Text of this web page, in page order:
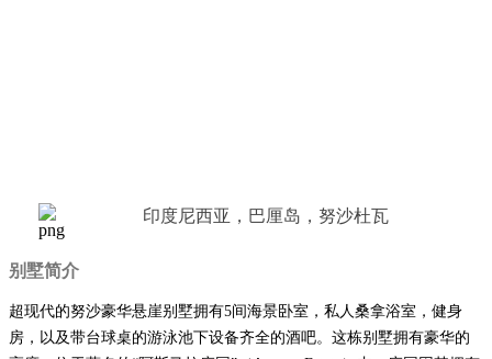
印度尼西亚，巴厘岛，努沙杜瓦
别墅简介
超现代的努沙豪华悬崖别墅拥有5间海景卧室，私人桑拿浴室，健身
房，以及带台球桌的游泳池下设备齐全的酒吧。这栋别墅拥有豪华的